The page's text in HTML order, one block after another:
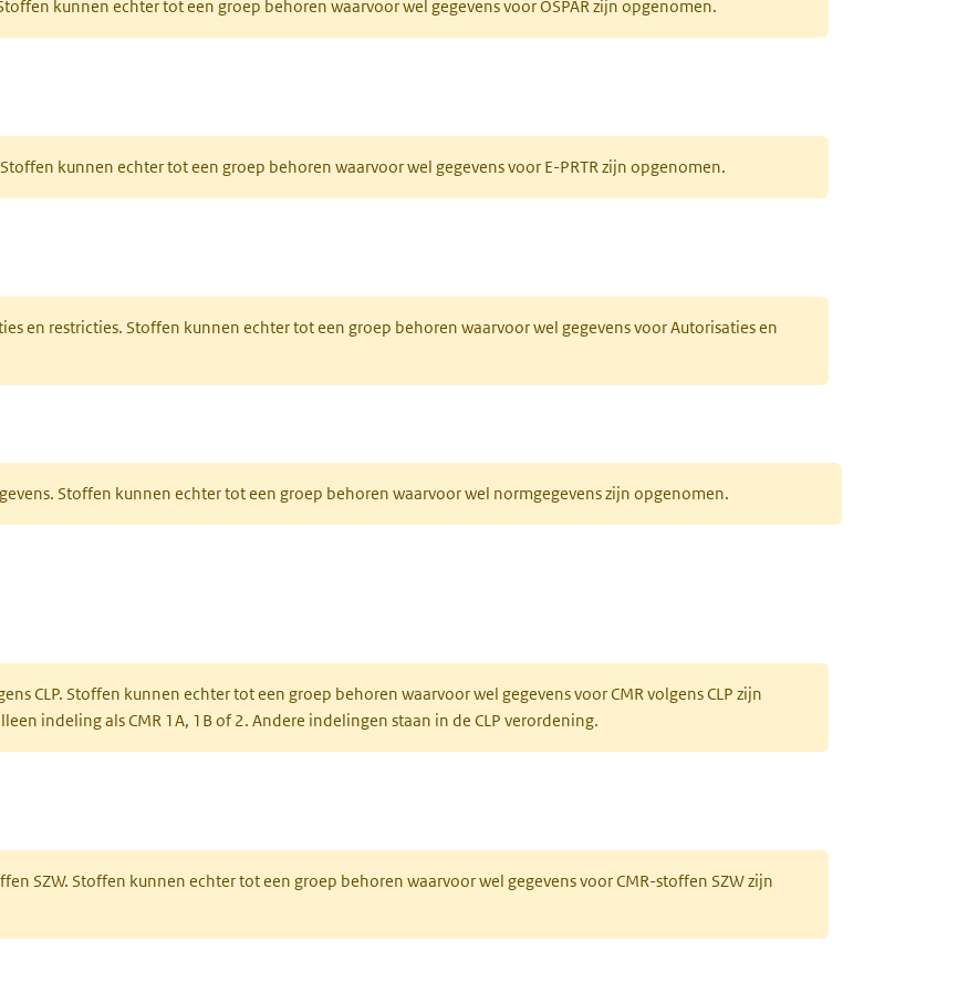
kunnen echter tot een groep behoren waarvoor wel gegevens voor OSPAR zijn opgenomen.
kunnen echter tot een groep behoren waarvoor wel gegevens voor E-PRTR zijn opgenomen.
en restricties. Stoffen kunnen echter tot een groep behoren waarvoor wel gegevens voor Autorisaties en
Stoffen kunnen echter tot een groep behoren waarvoor wel normgegevens zijn opgenomen.
CLP. Stoffen kunnen echter tot een groep behoren waarvoor wel gegevens voor CMR volgens CLP zijn
indeling als CMR 1A, 1B of 2. Andere indelingen staan in de CLP verordening.
SZW. Stoffen kunnen echter tot een groep behoren waarvoor wel gegevens voor CMR-stoffen SZW zijn